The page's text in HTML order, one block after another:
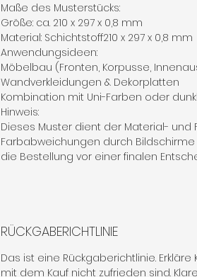
Maße des Musterstücks:
Größe: ca. 210 x 297 x 0,8 mm
Material: Schichtstoff210 x 297 x 0,8 mm
Anwendungsideen:
Möbelbau (Fronten, Korpusse,
Wandverkleidungen & Dekorplatten
Kombination mit Uni-Farben oder
Hinweis:
Dieses Muster dient der Material- und
Farbabweichungen durch
die Bestellung vor einer finalen
RÜCKGABERICHTLINIE
Das ist eine Rückgaberichtlinie.
mit dem Kauf nicht zufrieden sind.